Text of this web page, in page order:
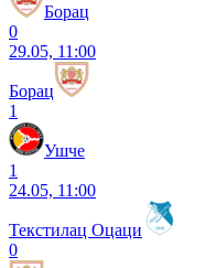
Борац
0
29.05, 11:00
Борац
1
Ушче
1
24.05, 11:00
Текстилац Оцаци
0